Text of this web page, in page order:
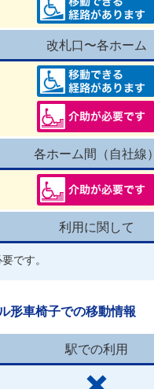
改札口〜各ホーム
各ホーム間（自社線）
利用に関して
です。
形車椅子での移動情報
駅での利用